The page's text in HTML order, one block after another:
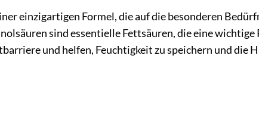
einzigartigen Formel, die auf die besonderen
sind essentielle Fettsäuren, die eine
und helfen, Feuchtigkeit zu speichern und die